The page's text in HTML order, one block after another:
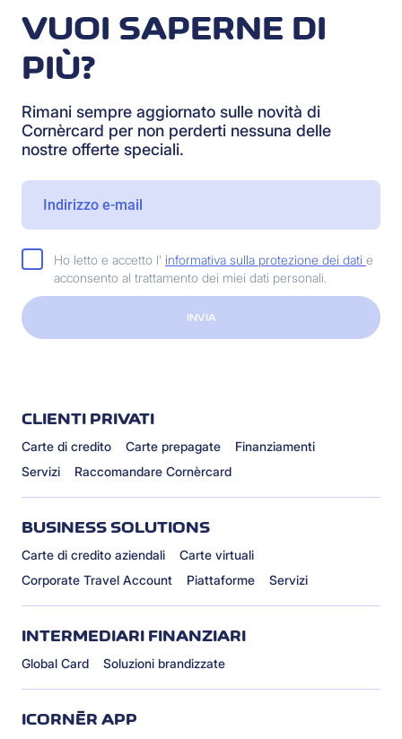
VUOI SAPERNE DI
PIÙ?
Rimani sempre aggiornato sulle novità di
Cornèrcard per non perderti nessuna delle
nostre offerte speciali.
Ho letto e accetto l' informativa sulla protezione dei dati e
acconsento al trattamento dei miei dati personali.
INVIA
CLIENTI PRIVATI
Carte di credito Carte prepagate
Finanziamenti
Servizi
Raccomandare Cornèrcard
BUSINESS SOLUTIONS
Carte di credito aziendali
Carte virtuali
Corporate Travel Account
Piattaforme Servizi
INTERMEDIARI FINANZIARI
Global Card Soluzioni brandizzate
ICORNÈR APP